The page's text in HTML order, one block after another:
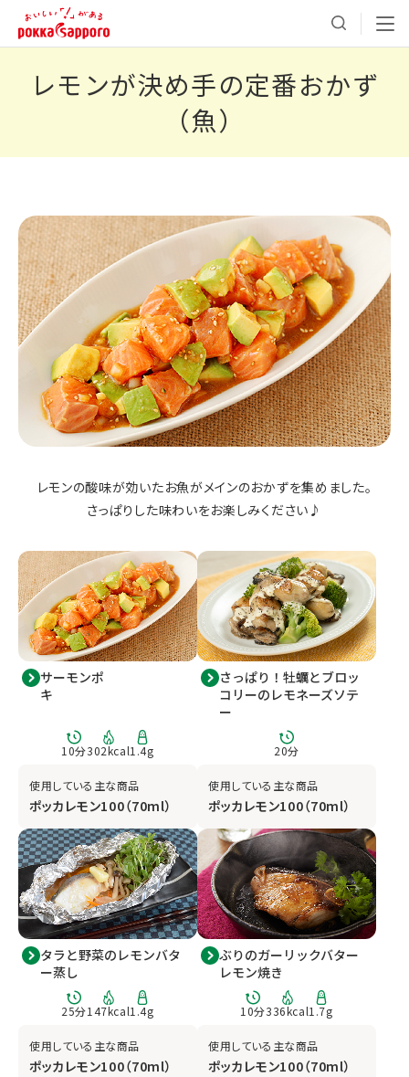
レモンが決め手の定番おかず
（魚）
レモンの酸味が効いたお魚がメインのおかずを集めました。
さっぱりした味わいをお楽しみください♪
サーモンポ
キ
10分302kcal1.4g
使用している主な商品
ポッカレモン100（70ml）
さっぱり！牡蠣とブロッ
コリーのレモネーズソテ
ー
20分
使用している主な商品
ポッカレモン100（70ml）
タラと野菜のレモンバタ
ー蒸し
25分147kcal1.4g
使用している主な商品
ポッカレモン100（70ml）
ぶりのガーリックバター
レモン焼き
10分336kcal1.7g
使用している主な商品
ポッカレモン100（70ml）